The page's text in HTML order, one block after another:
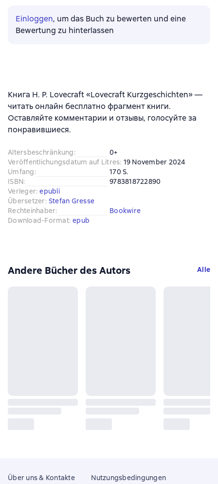
Einloggen, um das Buch zu bewerten und eine
Bewertung zu hinterlassen
Книга H. P. Lovecraft «Lovecraft Kurzgeschichten» —
читать онлайн бесплатно фрагмент книги.
Оставляйте комментарии и отзывы, голосуйте за
понравившиеся.
Altersbeschränkung:
0+
Veröffentlichungsdatum auf Litres: 19 November 2024
Umfang:
170 S.
ISBN:
9783818722890
Verleger: epubli
Übersetzer: Stefan Gresse
Rechteinhaber:
Bookwire
Download-Format: epub
Andere Bücher des Autors Alle
Über uns & Kontakte Nutzungsbedingungen